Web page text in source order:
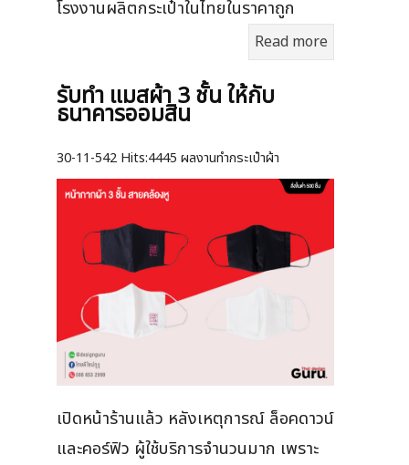
โรงงานผลิตกระเป๋าในไทยในราคาถูก
Read more
รับทำ แมสผ้า 3 ชั้น ให้กับ
ธนาคารออมสิน
30-11-542 Hits:4445 ผลงานทำกระเป๋าผ้า
เปิดหน้าร้านแล้ว หลังเหตุการณ์ ล็อคดาวน์
และคอร์ฟิว ผู้ใช้บริการจำนวนมาก เพราะ